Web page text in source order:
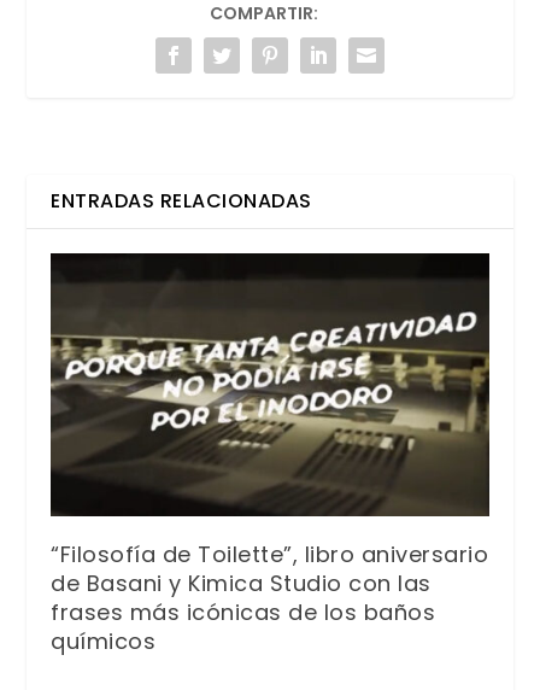
COMPARTIR:
ENTRADAS RELACIONADAS
“Filosofía de Toilette”, libro aniversario
de Basani y Kimica Studio con las
frases más icónicas de los baños
químicos